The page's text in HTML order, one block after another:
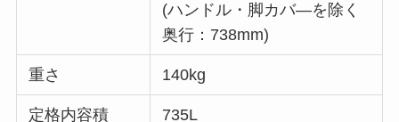
(ハンドル・脚カバ―を除く
奥行：738mm)
重さ 140kg
定格内容積 735L